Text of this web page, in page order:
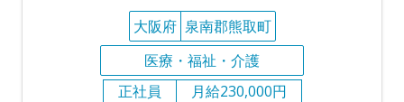
大阪府 泉南郡熊取町
医療・福祉・介護
正社員
月給230,000円